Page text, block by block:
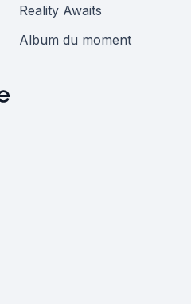
Reality Awaits
Album du moment